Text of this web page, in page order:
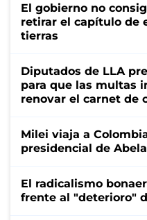
El gobierno no
retirar el capítulo de
tierras
Diputados de LLA
para que las multas
renovar el carnet de
Milei viaja a
presidencial de
El radicalismo
frente al "deterioro"